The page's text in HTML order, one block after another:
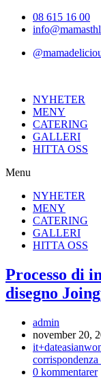
Hoppa08 615 16 00
NYHETER
MENY
CATERING
GALLERI
HITTA OSS
Menu
NYHETER
MENY
CATERING
GALLERI
HITTA OSS
Processo di
disegno
Inläggsförfattare:
admin
Inlägget
publicerat:
november 20,
Inläggskategori:
Kommentarer
0 kommentarer